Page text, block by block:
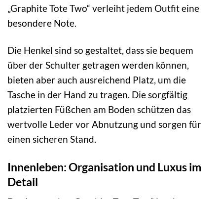
„Graphite Tote Two“ verleiht jedem Outfit eine
besondere Note.
Die Henkel sind so gestaltet, dass sie bequem
über der Schulter getragen werden können,
bieten aber auch ausreichend Platz, um die
Tasche in der Hand zu tragen. Die sorgfältig
platzierten Füßchen am Boden schützen das
wertvolle Leder vor Abnutzung und sorgen für
einen sicheren Stand.
Innenleben: Organisation und Luxus im
Detail